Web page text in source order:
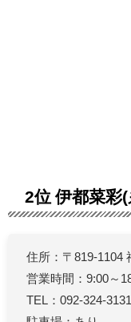
2位 伊都菜彩
住所：〒819-1104
営業時間：9:00～
TEL：092-324-3131